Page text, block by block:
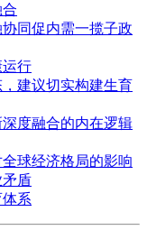
同促内需一揽子政
行
建议切实构建生育
度融合的内在逻辑
球经济格局的影响
盾
系